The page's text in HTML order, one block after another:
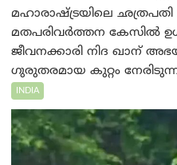
മഹാരാഷ്ട്രയിലെ ഛത്രപതി
മതപരിവർത്തന കേസിൽ
ജീവനക്കാരി നിദ ഖാന്
ഗുരുതരമായ കുറ്റം
INDIA